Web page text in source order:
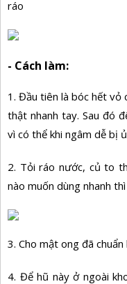
ráo
- Cách làm:
1. Đầu tiên là bóc hết vỏ
thật nhanh tay. Sau đó
vì có thể khi ngâm dễ bị
2. Tỏi ráo nước, củ to
nào muốn dùng nhanh
3. Cho mật ong đã
4. Để hũ này ở ngoài